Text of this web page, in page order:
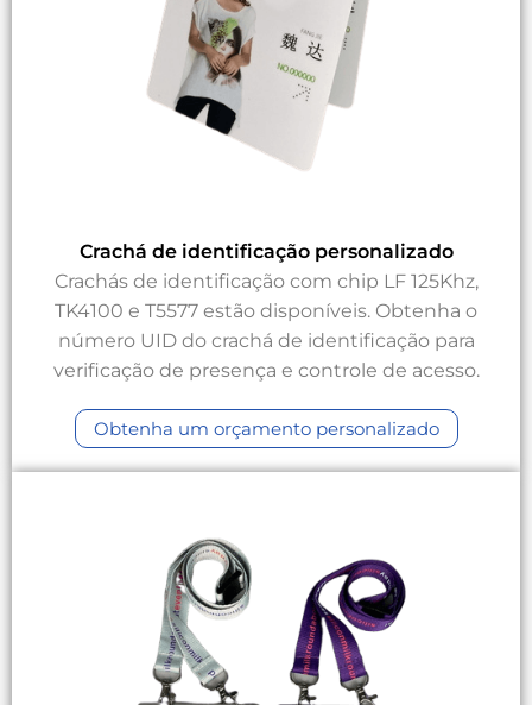
Crachá de identificação personalizado
Crachás de identificação com chip LF 125Khz,
TK4100 e T5577 estão disponíveis. Obtenha o
número UID do crachá de identificação para
verificação de presença e controle de acesso.
Obtenha um orçamento personalizado